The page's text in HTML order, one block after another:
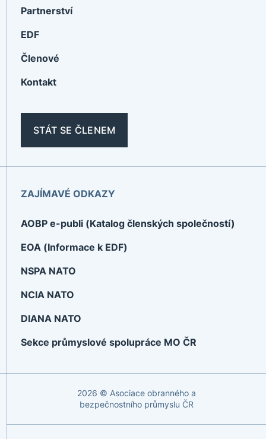
Partnerství
EDF
Členové
Kontakt
STÁT SE ČLENEM
ZAJÍMAVÉ ODKAZY
AOBP e-publi (Katalog členských společností)
EOA (Informace k EDF)
NSPA NATO
NCIA NATO
DIANA NATO
Sekce průmyslové spolupráce MO ČR
2026 © Asociace obranného a
bezpečnostního průmyslu ČR